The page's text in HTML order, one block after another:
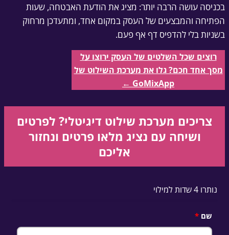
בכניסה עושה הרבה יותר: מציג את הודעת האבטחה, שעות
הפתיחה והמבצעים של העסק במקום אחד, ומתעדכן מרחוק
בשניות בלי להדפיס דף אף פעם.
רוצים שכל השלטים של העסק ירוצו על
מסך אחד חכם? גלו את מערכת השילוט של
GoMixApp ←
צריכים מערכת שילוט דיגיטלי? לפרטים
ושיחה עם נציג מלאו פרטים ונחזור
אליכם
נותרו 4 שדות למילוי
שם